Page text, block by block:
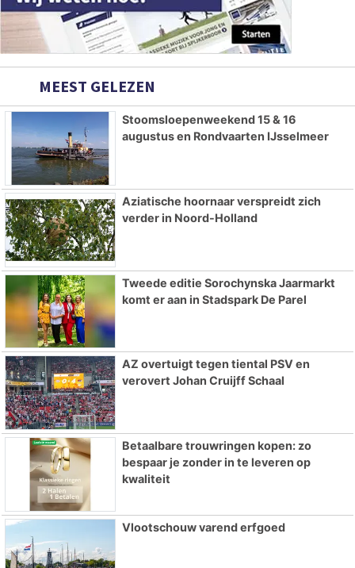
MEEST GELEZEN
Stoomsloepenweekend 15 & 16
augustus en Rondvaarten IJsselmeer
Aziatische hoornaar verspreidt zich
verder in Noord-Holland
Tweede editie Sorochynska Jaarmarkt
komt er aan in Stadspark De Parel
AZ overtuigt tegen tiental PSV en
verovert Johan Cruijff Schaal
Betaalbare trouwringen kopen: zo
bespaar je zonder in te leveren op
kwaliteit
Vlootschouw varend erfgoed